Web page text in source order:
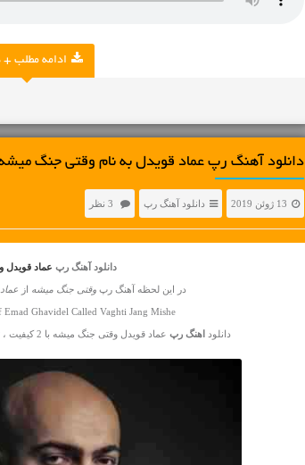
ادامه مطلب +
دانلود آهنگ رپ عماد قویدل به نام وقتی جنگ
13 ژوئن 2019 دانلود آهنگ رپ
دانلود آهنگ رپ عماد قویدل
در این لحظه آهنگ رپوقتی جنگ میشه از
Ghavidel Called Vaghti Jang Mishe
دانلود اهنگ رپ عماد قویدل وقتی جنگ میشه با 2 کیفیت ، تکست رپ عماد قویدل ،